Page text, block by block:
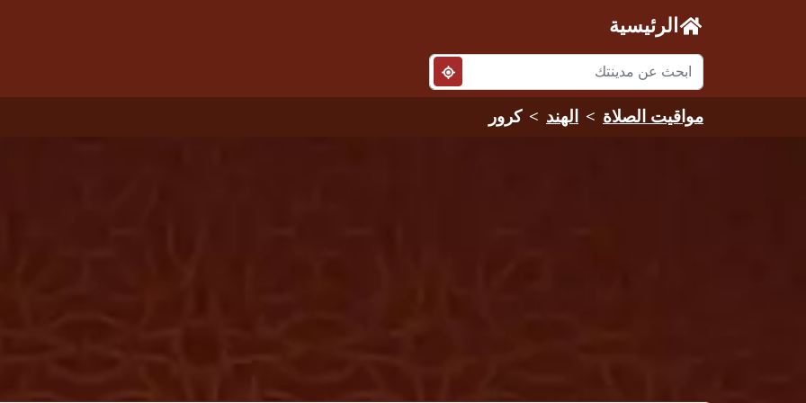
الرئيسية
مواقيت الصلاة الهند كرور